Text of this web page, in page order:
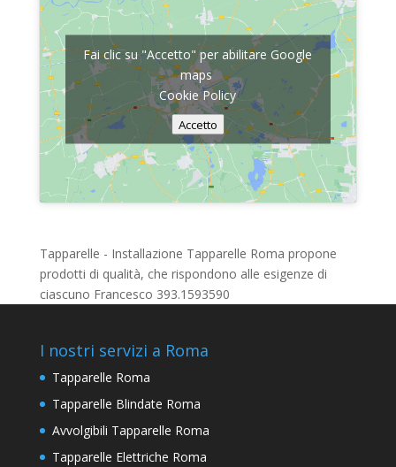
Fai clic su "Accetto" per abilitare Google
maps
Cookie Policy
Accetto
Tapparelle - Installazione Tapparelle Roma propone
prodotti di qualità, che rispondono alle esigenze di
ciascuno Francesco 393.1593590
I nostri servizi a Roma
Tapparelle Roma
Tapparelle Blindate Roma
Avvolgibili Tapparelle Roma
Tapparelle Elettriche Roma